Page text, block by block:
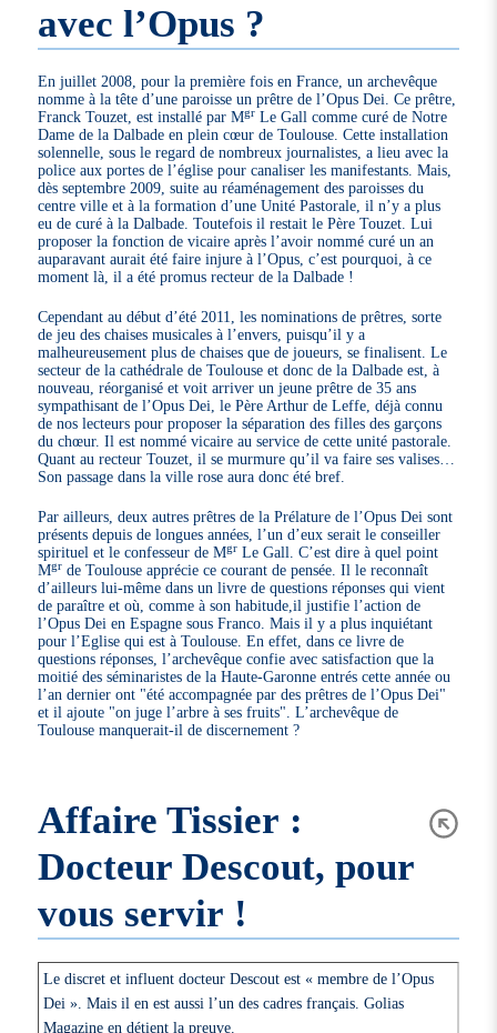
avec l’Opus ?
En juillet 2008, pour la première fois en France, un archevêque
nomme à la tête d’une paroisse un prêtre de l’Opus Dei. Ce prêtre,
Franck Touzet, est installé par Mgr Le Gall comme curé de Notre
Dame de la Dalbade en plein cœur de Toulouse. Cette installation
solennelle, sous le regard de nombreux journalistes, a lieu avec la
police aux portes de l’église pour canaliser les manifestants. Mais,
dès septembre 2009, suite au réaménagement des paroisses du
centre ville et à la formation d’une Unité Pastorale, il n’y a plus
eu de curé à la Dalbade. Toutefois il restait le Père Touzet. Lui
proposer la fonction de vicaire après l’avoir nommé curé un an
auparavant aurait été faire injure à l’Opus, c’est pourquoi, à ce
moment là, il a été promus recteur de la Dalbade !
Cependant au début d’été 2011, les nominations de prêtres, sorte
de jeu des chaises musicales à l’envers, puisqu’il y a
malheureusement plus de chaises que de joueurs, se finalisent. Le
secteur de la cathédrale de Toulouse et donc de la Dalbade est, à
nouveau, réorganisé et voit arriver un jeune prêtre de 35 ans
sympathisant de l’Opus Dei, le Père Arthur de Leffe, déjà connu
de nos lecteurs pour proposer la séparation des filles des garçons
du chœur. Il est nommé vicaire au service de cette unité pastorale.
Quant au recteur Touzet, il se murmure qu’il va faire ses valises…
Son passage dans la ville rose aura donc été bref.
Par ailleurs, deux autres prêtres de la Prélature de l’Opus Dei sont
présents depuis de longues années, l’un d’eux serait le conseiller
spirituel et le confesseur de Mgr Le Gall. C’est dire à quel point
Mgr de Toulouse apprécie ce courant de pensée. Il le reconnaît
d’ailleurs lui-même dans un livre de questions réponses qui vient
de paraître et où, comme à son habitude,il justifie l’action de
l’Opus Dei en Espagne sous Franco. Mais il y a plus inquiétant
pour l’Eglise qui est à Toulouse. En effet, dans ce livre de
questions réponses, l’archevêque confie avec satisfaction que la
moitié des séminaristes de la Haute-Garonne entrés cette année ou
l’an dernier ont "été accompagnée par des prêtres de l’Opus Dei"
et il ajoute "on juge l’arbre à ses fruits". L’archevêque de
Toulouse manquerait-il de discernement ?
Affaire Tissier :
Docteur Descout, pour
vous servir !
Le discret et influent docteur Descout est « membre de l’Opus
Dei ». Mais il en est aussi l’un des cadres français. Golias
Magazine en détient la preuve.